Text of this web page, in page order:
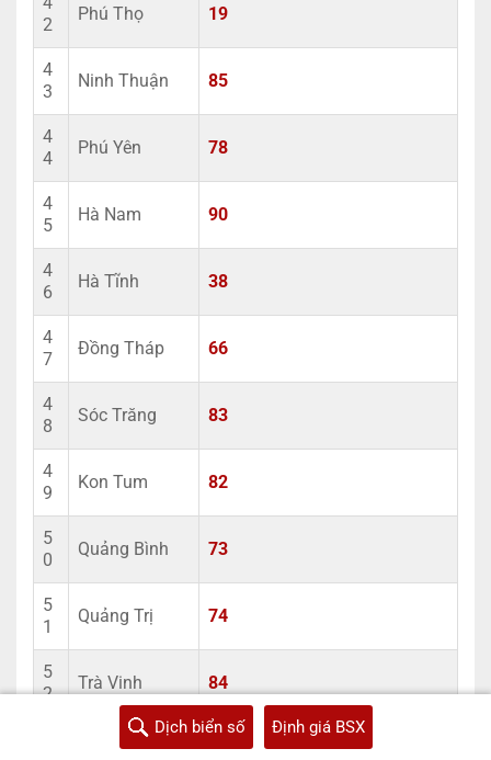
2
Phú Thọ 19
4
3
Ninh Thuận 85
4
4
Phú Yên 78
4
5
Hà Nam 90
4
6
Hà Tĩnh 38
4
7
Đồng Tháp 66
4
8
Sóc Trăng 83
4
9
Kon Tum 82
5
0
Quảng Bình 73
5
1
Quảng Trị 74
5
2
Trà Vinh 84
Hậu Giang 95
Dịch biển số Định giá BSX